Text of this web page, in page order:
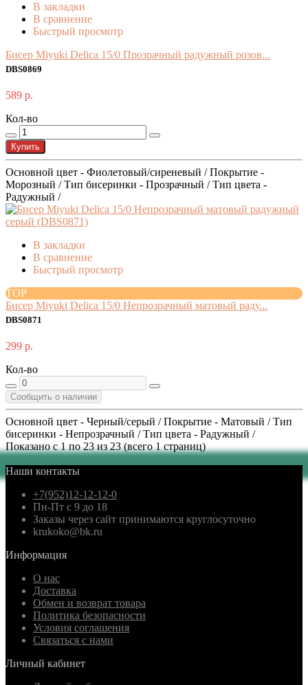
В закладки
В сравнение
Быстрый просмотр
Бисер Miyuki Delica 15/0 Прозрачный радужный розов...
DBS0869
589 р.
Кол-во
Купить
Основной цвет - Фиолетовый/сиреневый / Покрытие -
Морозный / Тип бисеринки - Прозрачный / Тип цвета -
Радужный /
В закладки
В сравнение
Быстрый просмотр
TOP
Бисер Miyuki Delica 15/0 Непрозрачный матовый раду...
DBS0871
299 р.
Кол-во
Сообщить о наличии
Основной цвет - Черный/серый / Покрытие - Матовый / Тип
бисеринки - Непрозрачный / Тип цвета - Радужный /
Показано с 1 по 23 из 23 (всего 1 страниц)
Наши контакты
+7(952)12-12-12-0
Пн-Пт с 9 до 18
Заказы через сайт принимаются круглосуточно
krukoko@bk.ru
Информация
О нас
Доставка
Обмен и возврат товара
Политика безопасности
Условия соглашения
Связаться с нами
Личный кабинет